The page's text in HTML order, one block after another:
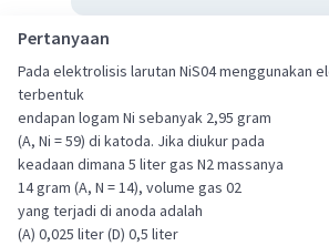
Pertanyaan
Pada elektrolisis larutan NiS04 menggunakan
terbentuk
endapan logam Ni sebanyak 2,95 gram
(A, Ni = 59) di katoda. Jika diukur pada
keadaan dimana 5 liter gas N2 massanya
14 gram (A, N = 14), volume gas 02
yang terjadi di anoda adalah
(A) 0,025 liter (D) 0,5 liter